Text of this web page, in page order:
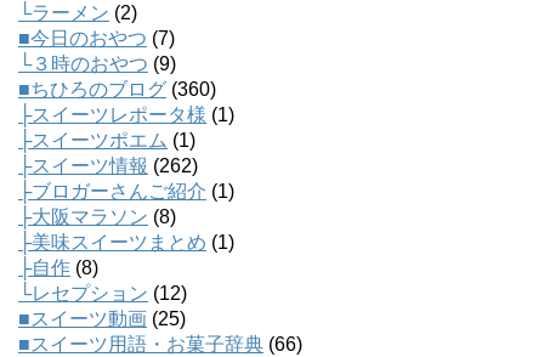
└ラーメン (2)
■今日のおやつ (7)
└３時のおやつ (9)
■ちひろのブログ (360)
├スイーツレポータ様 (1)
├スイーツポエム (1)
├スイーツ情報 (262)
├ブロガーさんご紹介 (1)
├大阪マラソン (8)
├美味スイーツまとめ (1)
├自作 (8)
└レセプション (12)
■スイーツ動画 (25)
■スイーツ用語・お菓子辞典 (66)